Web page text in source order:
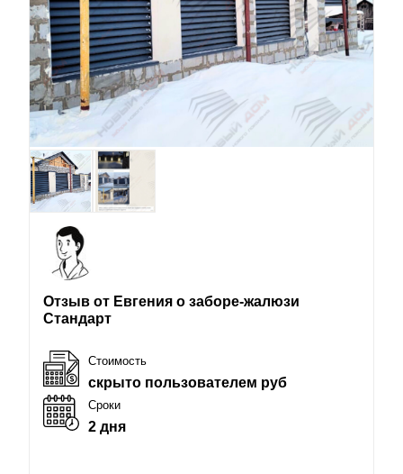
Отзыв от Евгения о заборе-жалюзи
Стандарт
Стоимость
скрыто пользователем руб
Сроки
2 дня